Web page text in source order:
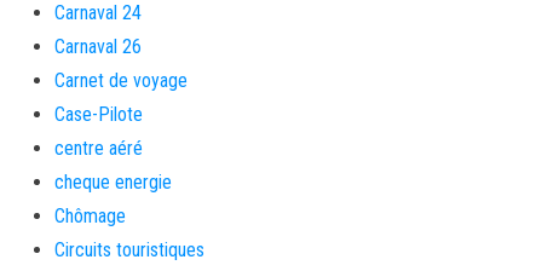
Carnaval 24
Carnaval 26
Carnet de voyage
Case-Pilote
centre aéré
cheque energie
Chômage
Circuits touristiques